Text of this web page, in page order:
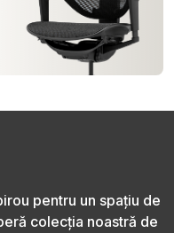
pentru un spațiu de
colecția noastră de